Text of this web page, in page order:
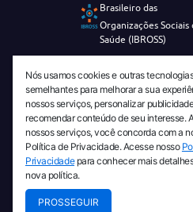
Brasileiro das
Organizações Sociais
Saúde (IBROSS)
Revista
Diamante de
Diretório
de Informação
Tecnologia -
© 2026
Nós usamos cookies e outras
semelhantes para melhorar a sua
nossos serviços, personalizar
recomendar conteúdo de seu interesse.
nossos serviços, você concorda com a
Política de Privacidade. Acesse nosso
Privacidadepara conhecer mais
nova política.
PROSSEGUIR